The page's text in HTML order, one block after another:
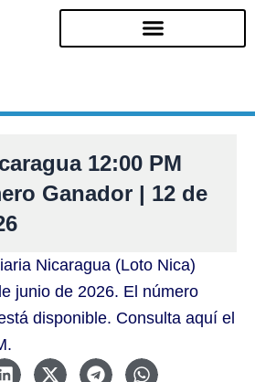
12:00 PM
Ganador | 12 de
Nicaragua (Loto Nica)
junio de 2026. El número
disponible. Consulta aquí el